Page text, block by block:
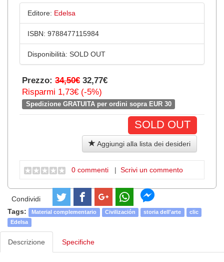
Editore: Edelsa
ISBN: 9788477115984
Disponibilità: SOLD OUT
Prezzo: 34,50€ 32,77€
Risparmi 1,73€ (-5%)
Spedizione GRATUITA per ordini sopra EUR 30
SOLD OUT
Aggiungi alla lista dei desideri
0 commenti | Scrivi un commento
Condividi
Tags:
Material complementario Civilización storia dell'arte
clic
Edelsa
Descrizione Specifiche